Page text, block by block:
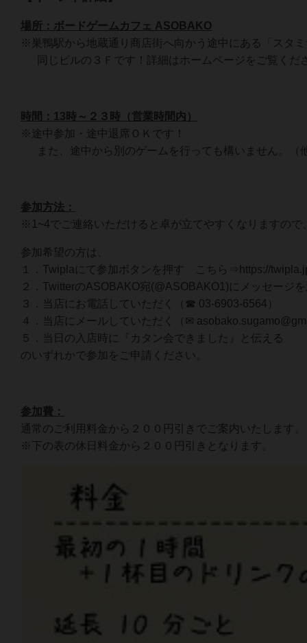
場所：ボードゲームカフェ ASOBAKO
※巣鴨駅から地蔵通り商店街へ向かう途中にある「スタ
同じビルの３Ｆです！詳細はホームページをご覧くだ
時間：13時～２３時（営業時間内）
※途中参加・途中退席ＯＫです！
また、途中から別のゲームを行っても構いません。（
参加方法：
※1~4でご連絡いただけると卓が立てやすくなりますので
参加希望の方は、
１．Twiplaにて参加ボタンを押す こちら⇒https://
２．TwitterのASOBAKO宛(@ASOBAKO1)にメッセージ
３．当店にお電話していただく（☎ 03-6903-6564）
４．当店にメールしていただく（✉
５．当日の入店時に『カタン会できました』と伝える
のいずれかで参加をご申請ください。
参加費：
通常のご利用料金から２００円引きでご案内いたします。
※下の表の休日料金から２００円引きとなります。